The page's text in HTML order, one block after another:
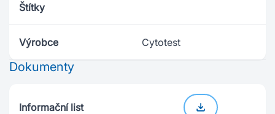
Štítky
Výrobce Cytotest
Dokumenty
Informační list